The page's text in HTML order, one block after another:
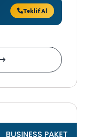
Teklif Al
BUSINESS PAKET